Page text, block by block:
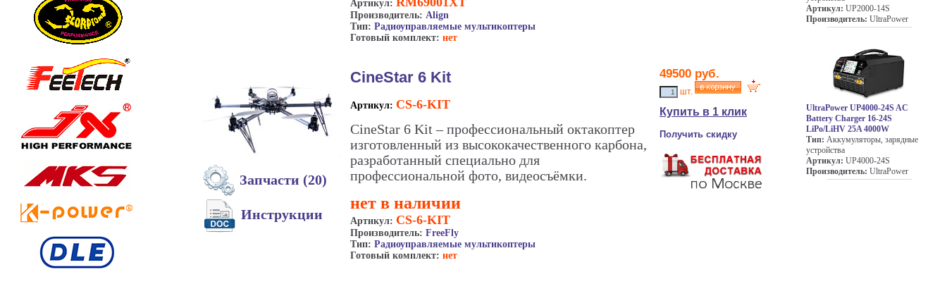
Артикул:
Производитель: Align
Тип: Радиоуправляемые мультикоптеры
Готовый комплект: нет
Запчасти (20)
Инструкции
CineStar 6 Kit
Артикул: CS-6-KIT
CineStar 6 Kit – профессиональный октакоптер
изготовленный из высококачественного карбона,
разработанный специально для
профессиональной фото, видеосъёмки.
нет в наличии
Артикул: CS-6-KIT
Производитель: FreeFly
Тип: Радиоуправляемые мультикоптеры
Готовый комплект: нет
49500 руб.
шт.
Купить в 1 клик
Получить скидку
Артикул: UP2000-14S
Производитель: UltraPower
UltraPower UP4000-24S AC
Battery Charger 16-24S
LiPo/LiHV 25A 4000W
Тип: Аккумуляторы, зарядные
устройства
Артикул: UP4000-24S
Производитель: UltraPower